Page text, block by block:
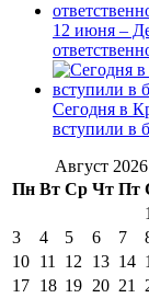
12 июня –
Сегодня в
вступили в
Август 2026
Пн Вт Ср Чт Пт
1
3
4 5 6 7
10 11 12 13 14
17 18 19 20 21